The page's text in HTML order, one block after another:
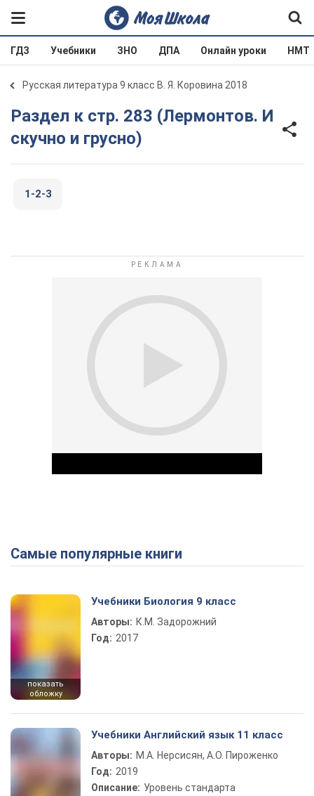
ГДЗ Учебники ЗНО ДПА Онлайн уроки НМТ
Русская литература 9 класс В. Я. Коровина 2018
Раздел к стр. 283 (Лермонтов. И
скучно и грусно)
1-2-3
Play Video
Самые популярные книги
показать
обложку
Учебники Биология 9 класс
Авторы: К.М. Задорожний
Год: 2017
Учебники Английский язык 11 класс
Авторы: М.А. Нерсисян, А.О. Пироженко
Год: 2019
Описание: Уровень стандарта